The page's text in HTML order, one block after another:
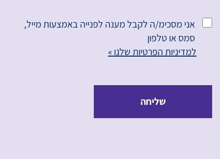
אני מסכימ/ה לקבל מענה לפנייה באמצעות מייל,
סמס או טלפון
למדיניות הפרטיות שלנו »
שליחה